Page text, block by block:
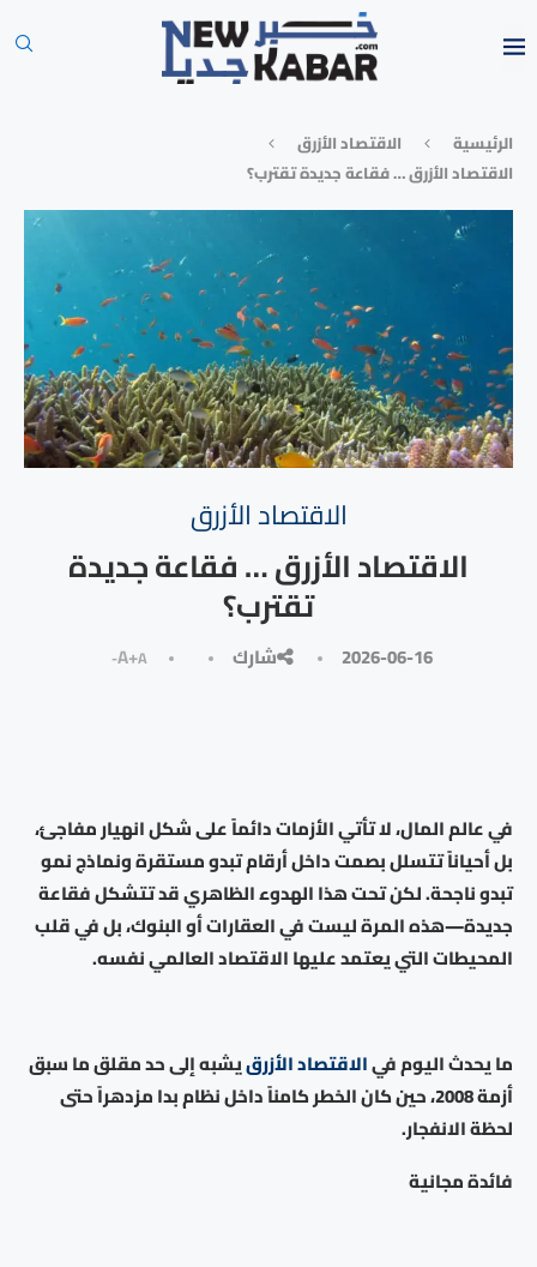
الرئيسية
الاقتصاد الأزرق
الاقتصاد الأزرق … فقاعة جديدة تقترب؟
الاقتصاد الأزرق
الاقتصاد الأزرق … فقاعة جديدة
تقترب؟
2026-06-16 شارك A+A-
في عالم المال، لا تأتي الأزمات دائماً على شكل انهيار مفاجئ،
بل أحياناً تتسلل بصمت داخل أرقام تبدو مستقرة ونماذج نمو
تبدو ناجحة. لكن تحت هذا الهدوء الظاهري قد تتشكل فقاعة
جديدة—هذه المرة ليست في العقارات أو البنوك، بل في قلب
المحيطات التي يعتمد عليها الاقتصاد العالمي نفسه.
ما يحدث اليوم فيالاقتصاد الأزرقيشبه إلى حد مقلق ما سبق
أزمة 2008، حين كان الخطر كامناً داخل نظام بدا مزدهراً حتى
لحظة الانفجار.
فائدة مجانية